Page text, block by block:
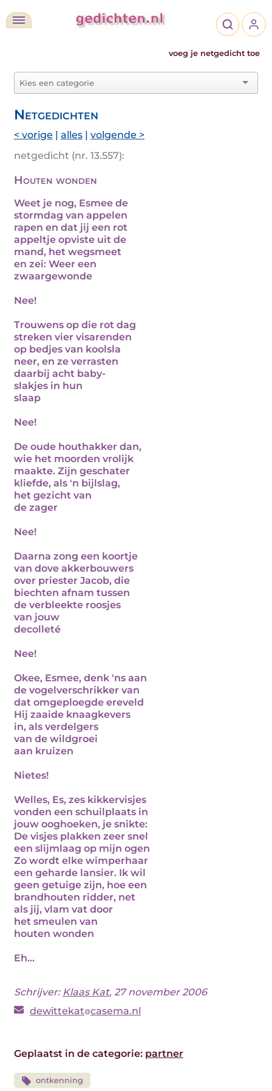
voeg je netgedicht toe
Netgedichten
< vorige | alles | volgende >
netgedicht (nr. 13.557):
Houten wonden
Weet je nog, Esmee de
stormdag van appelen
rapen en dat jij een rot
appeltje opviste uit de
mand, het wegsmeet
en zei: Weer een
zwaargewonde
Nee!
Trouwens op die rot dag
streken vier visarenden
op bedjes van koolsla
neer, en ze verrasten
daarbij acht baby-
slakjes in hun
slaap
Nee!
De oude houthakker dan,
wie het moorden vrolijk
maakte. Zijn geschater
kliefde, als 'n bijlslag,
het gezicht van
de zager
Nee!
Daarna zong een koortje
van dove akkerbouwers
over priester Jacob, die
biechten afnam tussen
de verbleekte roosjes
van jouw
decolleté
Nee!
Okee, Esmee, denk 'ns aan
de vogelverschrikker van
dat omgeploegde ereveld
Hij zaaide knaagkevers
in, als verdelgers
van de wildgroei
aan kruizen
Nietes!
Welles, Es, zes kikkervisjes
vonden een schuilplaats in
jouw ooghoeken, je snikte:
De visjes plakken zeer snel
een slijmlaag op mijn ogen
Zo wordt elke wimperhaar
een geharde lansier. Ik wil
geen getuige zijn, hoe een
brandhouten ridder, net
als jij, vlam vat door
het smeulen van
houten wonden
Eh...
Schrijver: Klaas Kat, 27 november 2006
dewittekat casema.nl
Geplaatst in de categorie: partner
ontkenning